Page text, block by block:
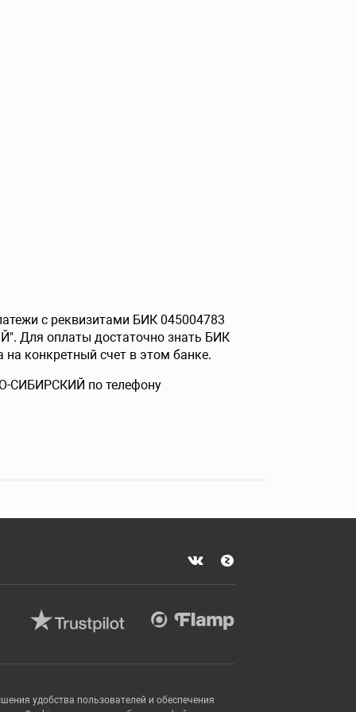
с реквизитами БИК 045004783
Для оплаты достаточно знать БИК
конкретный счет в этом банке.
СИБИРСКИЙ по телефону
удобства пользователей и обеспечения